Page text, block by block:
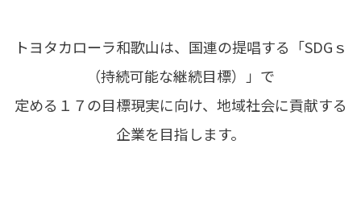
トヨタカローラ和歌山は、国連の提唱する「SDGｓ
（持続可能な継続目標）」で
定める１７の目標現実に向け、地域社会に貢献する
企業を目指します。